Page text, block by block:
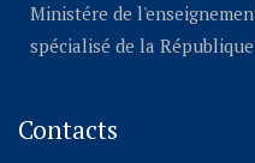
Ministére de
spécialisé de la
Contacts